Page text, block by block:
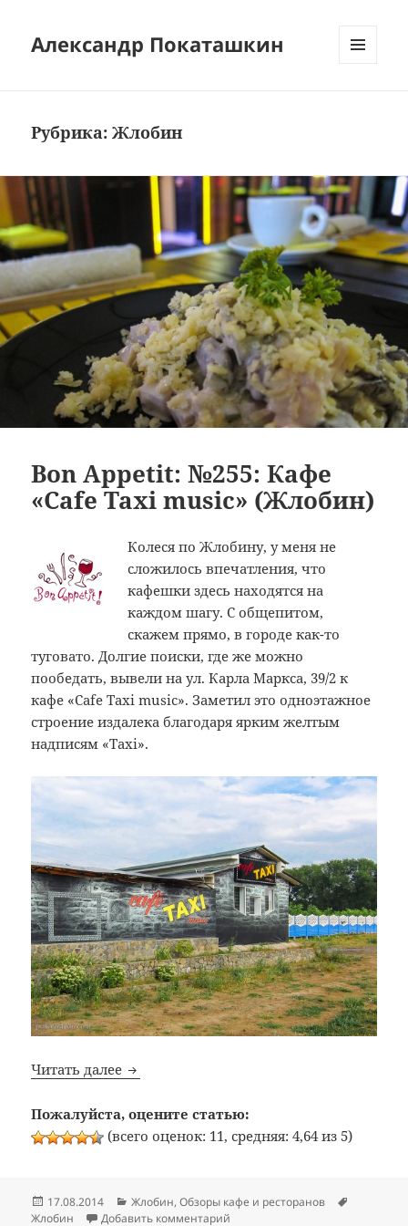
Александр Покаташкин
Рубрика:Жлобин
Bon Appetit: №255: Кафе
«Cafe Taxi music» (Жлобин)
Колеся по Жлобину, у меня не
сложилось впечатления, что
кафешки здесь находятся на
каждом шагу. С общепитом,
скажем прямо, в городе как-то
туговато. Долгие поиски, где же можно
пообедать, вывели на ул. Карла Маркса, 39/2 к
кафе «Cafe Taxi music». Заметил это одноэтажное
строение издалека благодаря ярким желтым
надписям «Taxi».
Читать далее Bon Appetit: №255: Кафе «Cafe Taxi
Пожалуйста, оцените статью:
(всего оценок: 11, средняя: 4,64 из 5)
Опубликовано
17.08.2014 Рубрики
Жлобин,Обзоры кафе и ресторанов
Жлобин
Добавить комментарий